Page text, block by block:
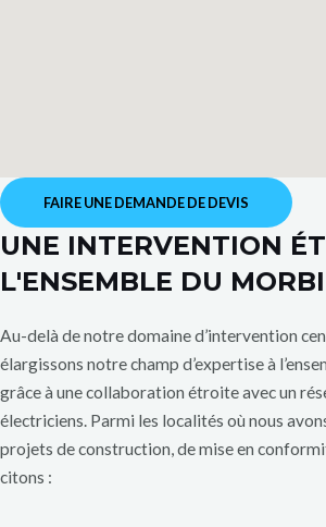
FAIRE UNE DEMANDE DE DEVIS
UNE INTERVENTION
L'ENSEMBLE DU
Au-delà de notre domaine d’intervention
élargissons notre champ d’expertise à
grâce à une collaboration étroite avec un
électriciens. Parmi les localités où nous
projets de construction, de mise en
citons :